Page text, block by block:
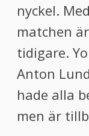
nyckel.
matchen
tidigare.
Anton
hade alla
men är